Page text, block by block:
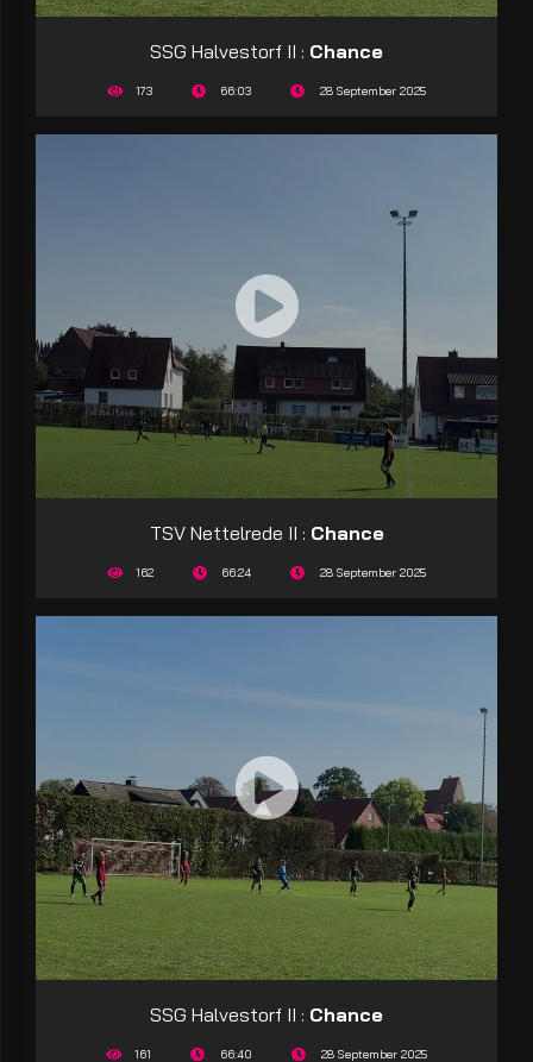
SSG Halvestorf II : Chance
173 66:03 28 September 2025
TSV Nettelrede II : Chance
162 66:24 28 September 2025
SSG Halvestorf II : Chance
161 66:40 28 September 2025